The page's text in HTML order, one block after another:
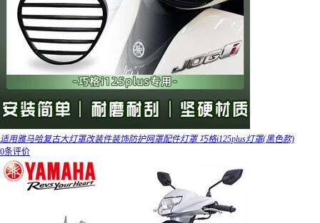
适用雅马哈复古大灯罩改装件装饰防护网罩配件灯罩 巧格i125plus灯罩(黑色款)
0条评价